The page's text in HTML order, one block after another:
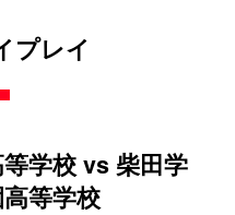
プレイ
学校 vs 柴田学
等学校